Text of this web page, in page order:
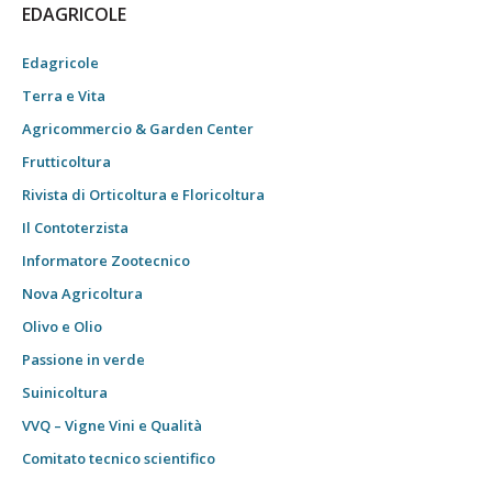
EDAGRICOLE
Edagricole
Terra e Vita
Agricommercio & Garden Center
Frutticoltura
Rivista di Orticoltura e Floricoltura
Il Contoterzista
Informatore Zootecnico
Nova Agricoltura
Olivo e Olio
Passione in verde
Suinicoltura
VVQ – Vigne Vini e Qualità
Comitato tecnico scientifico